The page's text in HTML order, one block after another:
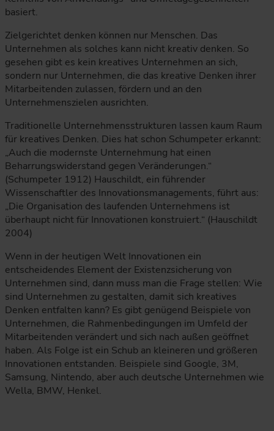
basiert.
Zielgerichtet denken können nur Menschen. Das
Unternehmen als solches kann nicht kreativ denken. So
gesehen gibt es kein kreatives Unternehmen an sich,
sondern nur Unternehmen, die das kreative Denken ihrer
Mitarbeitenden zulassen, fördern und an den
Unternehmenszielen ausrichten.
Traditionelle Unternehmensstrukturen lassen kaum Raum
für kreatives Denken. Dies hat schon Schumpeter erkannt:
„Auch die modernste Unternehmung hat einen
Beharrungswiderstand gegen Veränderungen.“
(Schumpeter 1912) Hauschildt, ein führender
Wissenschaftler des Innovationsmanagements, führt aus:
„Die Organisation des laufenden Unternehmens ist
überhaupt nicht für Innovationen konstruiert.“ (Hauschildt
2004)
Wenn in der heutigen Welt Innovationen ein
entscheidendes Element der Existenzsicherung von
Unternehmen sind, dann muss man die Frage stellen: Wie
sind Unternehmen zu gestalten, damit sich kreatives
Denken entfalten kann? Es gibt genügend Beispiele von
Unternehmen, die Rahmenbedingungen im Umfeld der
Mitarbeitenden verändert und sich nach außen geöffnet
haben. Als Folge ist ein Schub an kleineren und größeren
Innovationen entstanden. Beispiele sind Google, 3M,
Samsung, Nintendo, aber auch deutsche Unternehmen wie
Wella, BMW, Henkel.